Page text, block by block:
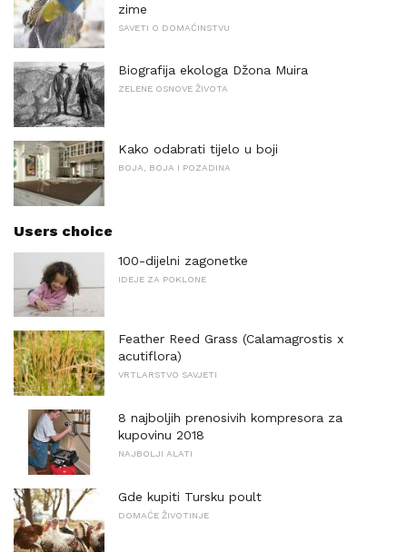
zime
SAVETI O DOMAĆINSTVU
Biografija ekologa Džona Muira
ZELENE OSNOVE ŽIVOTA
Kako odabrati tijelo u boji
BOJA, BOJA I POZADINA
Users choice
100-dijelni zagonetke
IDEJE ZA POKLONE
Feather Reed Grass (Calamagrostis x
acutiflora)
VRTLARSTVO SAVJETI
8 najboljih prenosivih kompresora za
kupovinu 2018
NAJBOLJI ALATI
Gde kupiti Tursku poult
DOMAĆE ŽIVOTINJE